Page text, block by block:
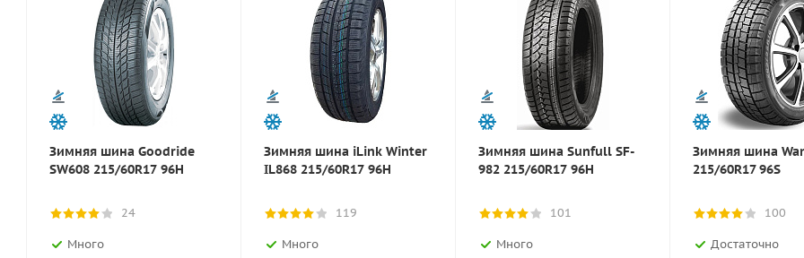
Зимняя шина Goodride
SW608 215/60R17 96H
24
Много
Зимняя шина iLink Winter
IL868 215/60R17 96H
119
Много
Зимняя шина Sunfull SF-
982 215/60R17 96H
101
Много
Зимняя шина
215/60R17 96S
100
Достаточно